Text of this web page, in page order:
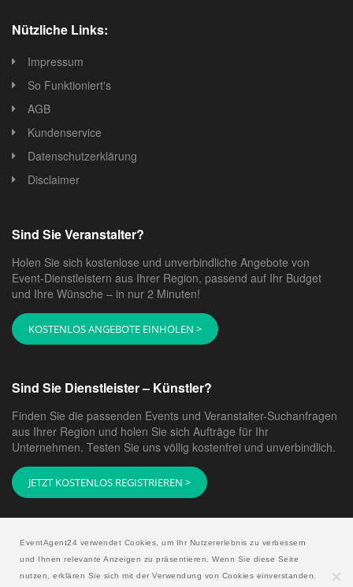
EventAgent24 verwendet Cookies, um Ihr Nutzererlebnis zu verbessern
und Ihnen relevante Anzeigen zu präsentieren. Wenn Sie diese Seite
nutzen, erklären Sie sich mit der Verwendung von Cookies einverstanden.
Nützliche Links:
Impressum
So Funktioniert's
AGB
Kundenservice
Datenschutzerklärung
Disclaimer
Sind Sie Veranstalter?
Holen Sie sich kostenlose und unverbindliche Angebote von
Event-Dienstleistern aus Ihrer Region, passend auf Ihr Budget
und Ihre Wünsche – in nur 2 Minuten!
KOSTENLOS ANGEBOTE EINHOLEN >
Sind Sie Dienstleister – Künstler?
Finden Sie die passenden Events und Veranstalter-Suchanfragen
aus Ihrer Region und holen Sie sich Aufträge für Ihr
Unternehmen. Testen Sie uns völlig kostenfrei und unverbindlich.
JETZT KOSTENLOS REGISTRIEREN >